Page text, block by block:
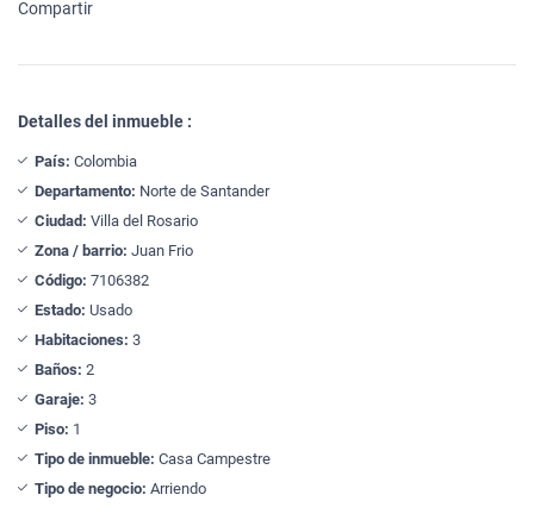
Compartir
Detalles del inmueble :
País: Colombia
Departamento: Norte de Santander
Ciudad: Villa del Rosario
Zona / barrio: Juan Frio
Código: 7106382
Estado: Usado
Habitaciones: 3
Baños: 2
Garaje: 3
Piso: 1
Tipo de inmueble: Casa Campestre
Tipo de negocio: Arriendo